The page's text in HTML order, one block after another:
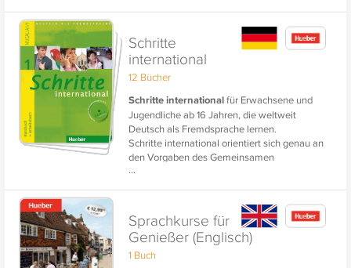
Lektionswortschatz von
Planet 1als
Download für
Schritte
international
12 Bücher
Schritte internationalfür Erwachsene und
Jugendliche ab 16 Jahren, die weltweit
Deutsch als Fremdsprache lernen.
Schritte international orientiert sich genau an
den Vorgaben des Gemeinsamen
Europäischen Referenzrahmens und führt in
Für ein unterhaltsames und effizientes
Vokabeltraining gibt es den gesamten
Lektionswortschatz von Schritte international
1 als Download für
...
Sprachkurse für
Genießer (Englisch)
1 Buch